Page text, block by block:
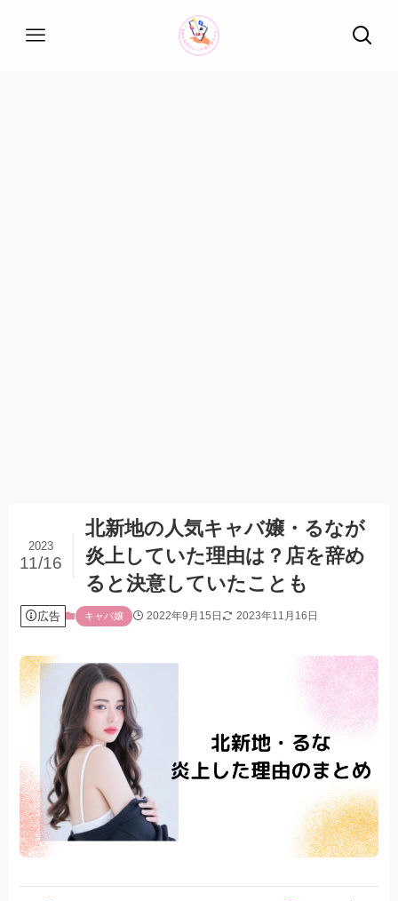
北新地の人気キャバ嬢・るなが
炎上していた理由は？店を辞め
ると決意していたことも
2023
11/16
広告 キャバ嬢 2022年9月15日 2023年11月16日